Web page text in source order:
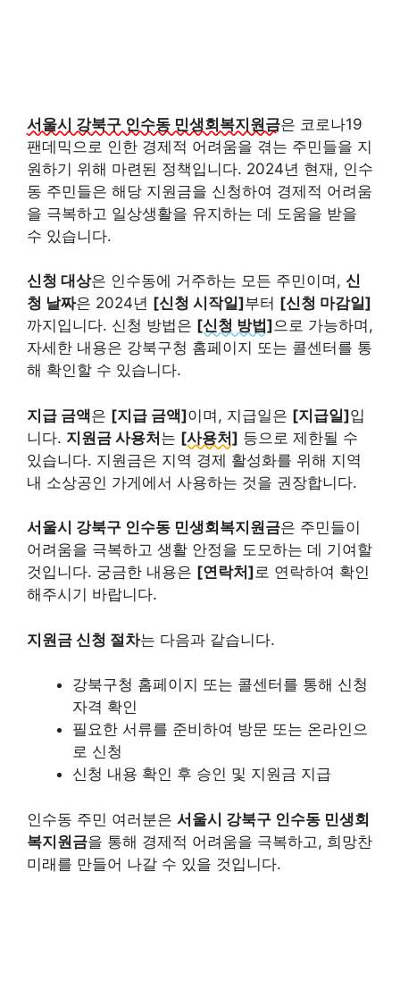
서울시 강북구 인수동 민생회복지원금은 코로나19
팬데믹으로 인한 경제적 어려움을 겪는 주민들을 지
원하기 위해 마련된 정책입니다. 2024년 현재, 인수
동 주민들은 해당 지원금을 신청하여 경제적 어려움
을 극복하고 일상생활을 유지하는 데 도움을 받을
수 있습니다.
신청 대상은 인수동에 거주하는 모든 주민이며, 신
청 날짜은 2024년 [신청 시작일]부터 [신청 마감일]
까지입니다. 신청 방법은 [신청 방법]으로 가능하며,
자세한 내용은 강북구청 홈페이지 또는 콜센터를 통
해 확인할 수 있습니다.
지급 금액은 [지급 금액]이며, 지급일은 [지급일]입
니다. 지원금 사용처는 [사용처] 등으로 제한될 수
있습니다. 지원금은 지역 경제 활성화를 위해 지역
내 소상공인 가게에서 사용하는 것을 권장합니다.
서울시 강북구 인수동 민생회복지원금은 주민들이
어려움을 극복하고 생활 안정을 도모하는 데 기여할
것입니다. 궁금한 내용은 [연락처]로 연락하여 확인
해주시기 바랍니다.
지원금 신청 절차는 다음과 같습니다.
강북구청 홈페이지 또는 콜센터를 통해 신청
자격 확인
필요한 서류를 준비하여 방문 또는 온라인으
로 신청
신청 내용 확인 후 승인 및 지원금 지급
인수동 주민 여러분은 서울시 강북구 인수동 민생회
복지원금을 통해 경제적 어려움을 극복하고, 희망찬
미래를 만들어 나갈 수 있을 것입니다.